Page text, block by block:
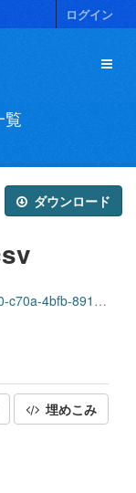
ログイン
覧
ダウンロード
download/012301_preschool.csv.csv
埋めこみ